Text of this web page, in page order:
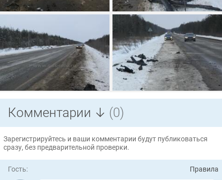
Комментарии ↓ (0)
Зарегистрируйтесь и ваши комментарии будут публиковаться
сразу, без предварительной проверки.
Гость: Правила